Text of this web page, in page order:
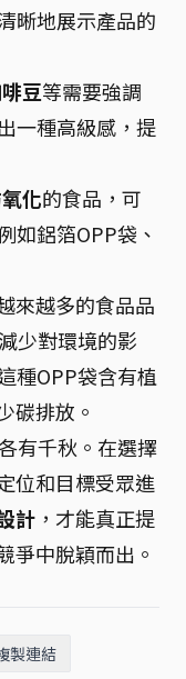
晰地展示產品的
豆等需要強調
一種高級感，提
化的食品，可
如鋁箔OPP袋、
來越多的食品品
少對環境的影
種OPP袋含有植
碳排放。
有千秋。在選擇
位和目標受眾進
計 ，才能真正提
爭中脫穎而出。
製連結